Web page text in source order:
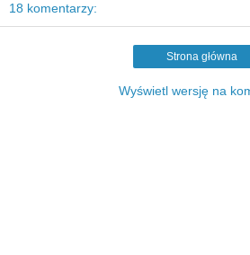
18 komentarzy:
Strona główna
Wyświetl wersję na